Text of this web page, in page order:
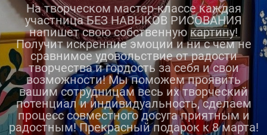
На творческом мастер-классе каждая
участница БЕЗ НАВЫКОВ РИСОВАНИЯ
напишет свою собственную картину!
Получит искренние эмоции и ни с чем не
сравнимое удовольствие от радости
творчества и гордость за себя и свои
возможности! Мы поможем проявить
вашим сотрудницам весь их творческий
потенциал и индивидуальность, сделаем
процесс совместного досуга приятным и
радостным! Прекрасный подарок к 8 марта!